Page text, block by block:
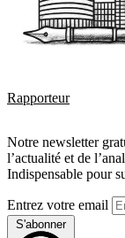
Rapporteur
Notre newsletter
l’actualité et de
Indispensable pour
Entrez votre email
S'abonner